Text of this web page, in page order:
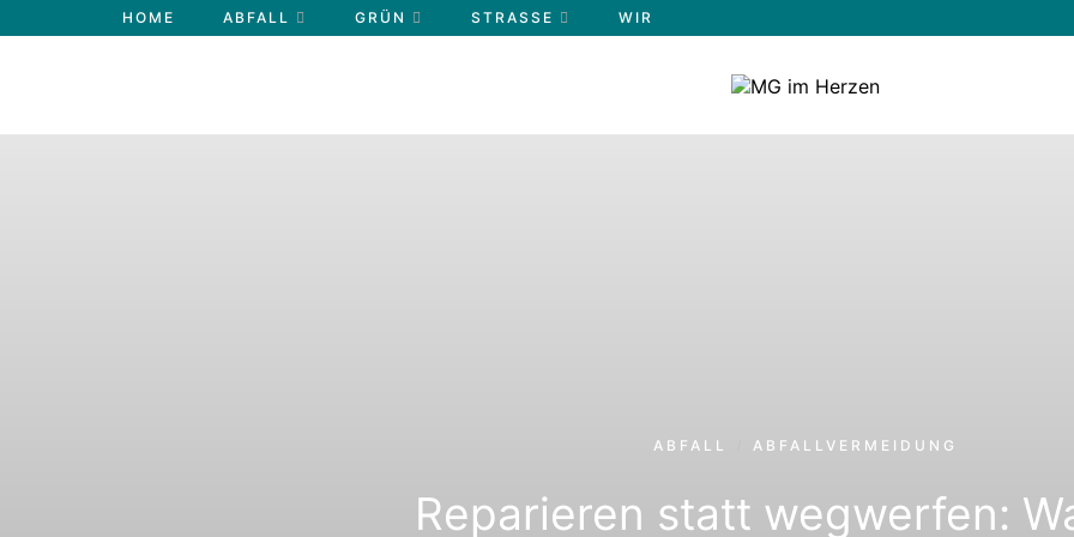
HOME ABFALL GRÜN STRASSE WIR
ABFALL ABFALLVERMEIDUNG
Reparieren statt wegwerfen: